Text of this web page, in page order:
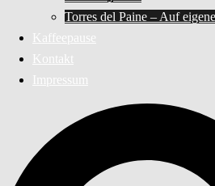
Torres del Paine – Auf
Kaffeepause
Kontakt
Impressum